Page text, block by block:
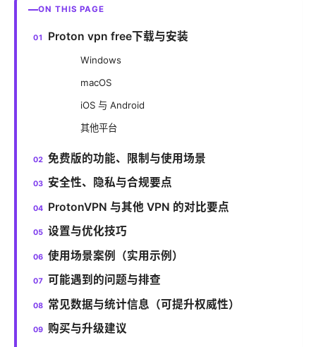
ON THIS PAGE
Proton vpn free下载与安装
Windows
macOS
iOS 与 Android
其他平台
免费版的功能、限制与使用场景
安全性、隐私与合规要点
ProtonVPN 与其他 VPN 的对比要点
设置与优化技巧
使用场景案例（实用示例）
可能遇到的问题与排查
常见数据与统计信息（可提升权威性）
购买与升级建议